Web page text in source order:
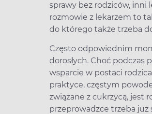
sprawy bez rodziców, inni
rozmowie z lekarzem to
do którego także trzeba
Często odpowiednim
dorosłych. Choć
wsparcie w postaci
praktyce, częstym
związane z cukrzycą, jest
przeprowadzce trzeba już